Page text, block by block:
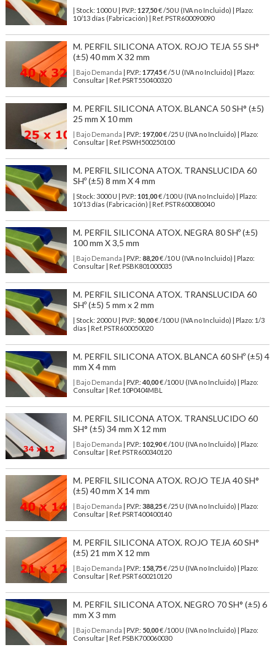
| Stock: 1000 U | P.V.P.: 127,50€/50 U (IVA no Incluido)
| Plazo:
10/13 días (Fabricación) | Ref. PSTR600090090
M. PERFIL SILICONA ATOX. ROJO TEJA 55 SH°
(±5) 40 mm X 32 mm
| Bajo Demanda | P.V.P.: 177,45€ /5 U (IVA no Incluido) | Plazo:
Consultar | Ref. PSRT550400320
M. PERFIL SILICONA ATOX. BLANCA 50 SH° (±5)
25 mm X 10 mm
| Bajo Demanda | P.V.P.: 197,00€ /25 U (IVA no Incluido) | Plazo:
Consultar | Ref. PSWH500250100
M. PERFIL SILICONA ATOX. TRANSLUCIDA 60
SHº (±5) 8 mm X 4 mm
| Stock: 3000 U | P.V.P.: 101,00€/100 U (IVA no Incluido)
| Plazo:
10/13 días (Fabricación) | Ref. PSTR600080040
M. PERFIL SILICONA ATOX. NEGRA 80 SHº (±5)
100 mm X 3,5 mm
| Bajo Demanda | P.V.P.: 88,20€ /10 U (IVA no Incluido) | Plazo:
Consultar | Ref. PSBK801000035
M. PERFIL SILICONA ATOX. TRANSLUCIDA 60
SHº (±5) 5 mm x 2 mm
| Stock: 2000 U | P.V.P.: 50,00€/100 U (IVA no Incluido)
| Plazo: 1/3
días | Ref. PSTR600050020
M. PERFIL SILICONA ATOX. BLANCA 60 SHº (±5) 4
mm X 4 mm
| Bajo Demanda | P.V.P.: 40,00€ /100 U (IVA no Incluido) | Plazo:
Consultar | Ref. 10P0404MBL
M. PERFIL SILICONA ATOX. TRANSLUCIDO 60
SH° (±5) 34 mm X 12 mm
| Bajo Demanda | P.V.P.: 102,90€ /10 U (IVA no Incluido) | Plazo:
Consultar | Ref. PSTR600340120
M. PERFIL SILICONA ATOX. ROJO TEJA 40 SH°
(±5) 40 mm X 14 mm
| Bajo Demanda | P.V.P.: 388,25€ /25 U (IVA no Incluido) | Plazo:
Consultar | Ref. PSRT400400140
M. PERFIL SILICONA ATOX. ROJO TEJA 60 SH°
(±5) 21 mm X 12 mm
| Bajo Demanda | P.V.P.: 158,75€ /25 U (IVA no Incluido) | Plazo:
Consultar | Ref. PSRT600210120
M. PERFIL SILICONA ATOX. NEGRO 70 SH° (±5) 6
mm X 3 mm
| Bajo Demanda | P.V.P.: 50,00€ /100 U (IVA no Incluido) | Plazo:
Consultar | Ref. PSBK700060030